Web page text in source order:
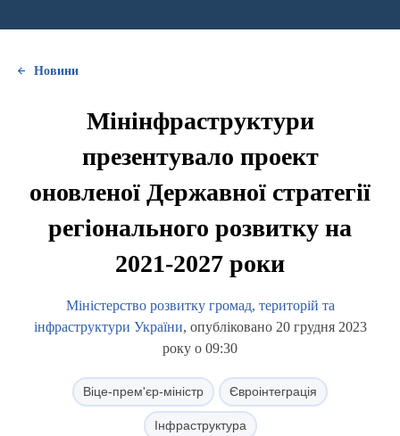
Новини
Мінінфраструктури
презентувало проект
оновленої Державної стратегії
регіонального розвитку на
2021-2027 роки
Міністерство розвитку громад, територій та
інфраструктури України, опубліковано 20 грудня 2023
року о 09:30
Віце-прем'єр-міністр Євроінтеграція
Інфраструктура